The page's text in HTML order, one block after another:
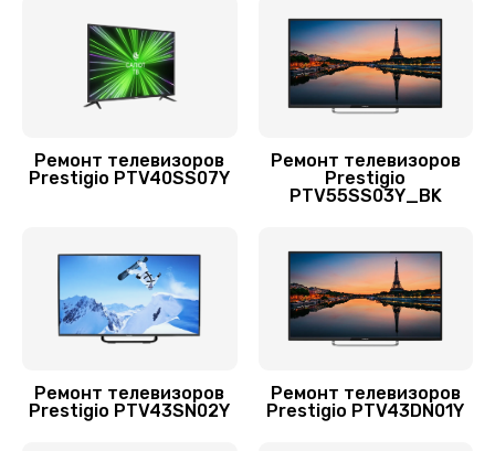
Замена шнура питания
1500 руб.
Комплексная чистка
1400 руб.
Заказать
Прошивка / разблокировка
900 руб.
Прошивка блока управления
Ремонт телевизоров
Prestigio PTV40SS07Y
Ремонт телевизоров
Prestigio
PTV55SS03Y_BK
Ремонт телевизоров
Prestigio PTV43SN02Y
Ремонт телевизоров
Prestigio PTV43DN01Y